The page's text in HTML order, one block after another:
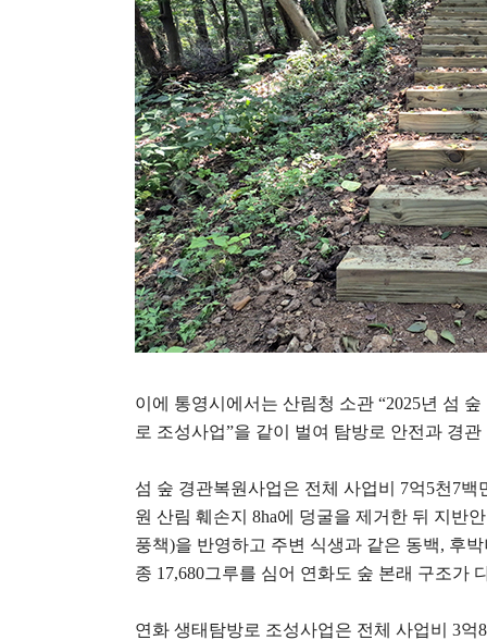
이에 통영시에서는 산림청 소관 “2025년 섬
로 조성사업”을 같이 벌여 탐방로 안전과 경
섬 숲 경관복원사업은 전체 사업비 7억5천 7백
원 산림 훼손지 8ha에 덩굴을 제거한 뒤 지반
풍책)을 반영하고 주변 식생과 같은 동백, 후
종 17,680그루를 심어 연화도 숲 본래 구조가
연화 생태탐방로 조성사업은 전체 사업비 3억8